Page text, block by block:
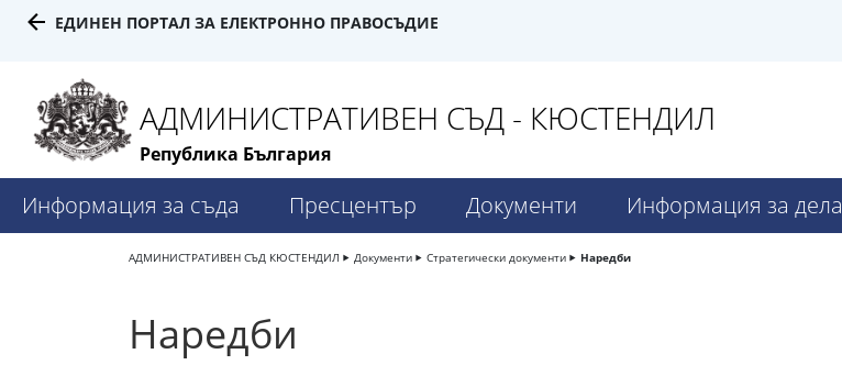
ЕДИНЕН ПОРТАЛ ЗА ЕЛЕКТРОННО ПРАВОСЪДИЕ
АДМИНИСТРАТИВЕН СЪД - КЮСТЕНДИЛ
Република България
Информация за съда Пресцентър Документи Информация за дела
АДМИНИСТРАТИВЕН СЪД КЮСТЕНДИЛ Документи Стратегически документи Наредби
Наредби